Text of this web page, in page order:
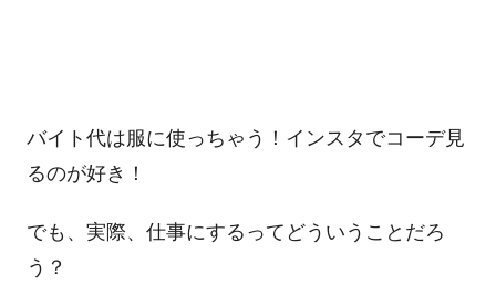
バイト代は服に使っちゃう！インスタでコーデ見
るのが好き！
でも、実際、仕事にするってどういうことだろ
う？